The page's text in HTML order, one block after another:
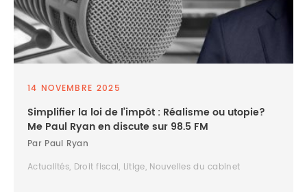
14 NOVEMBRE 2025
Simplifier la loi de l’impôt : Réalisme ou utopie?
Me Paul Ryan en discute sur 98.5 FM
Par Paul Ryan
Actualités, Droit fiscal, Litige, Nouvelles du cabinet